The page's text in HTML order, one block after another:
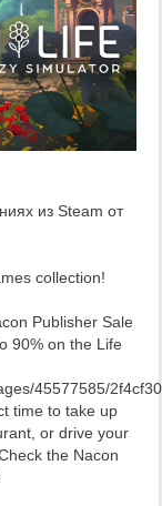
из Steam от
collection!
Publisher Sale
90% on the Life
45577585/
time to take up
or drive your
the Nacon